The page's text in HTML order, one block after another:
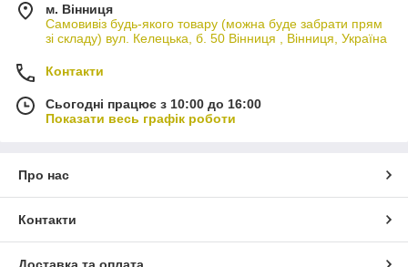
м. Вінниця
Самовивіз будь-якого товару (можна буде забрати прям
зі складу) вул. Келецька, б. 50 Вінниця , Вінниця, Україна
Контакти
Сьогодні працює з 10:00 до 16:00
Показати весь графік роботи
Про нас
Контакти
Доставка та оплата